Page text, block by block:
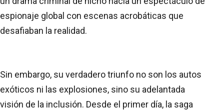
espionaje global con escenas acrobáticas que
desafiaban la realidad.
Sin embargo, su verdadero triunfo no son los autos
exóticos ni las explosiones, sino su adelantada
visión de la inclusión. Desde el primer día, la saga